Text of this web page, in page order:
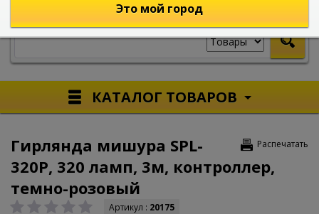
КАТАЛОГ ТОВАРОВ
Распечатать
Гирлянда мишура SPL-
320P, 320 ламп, 3м, контроллер,
темно-розовый
Артикул : 20175
Это мой город